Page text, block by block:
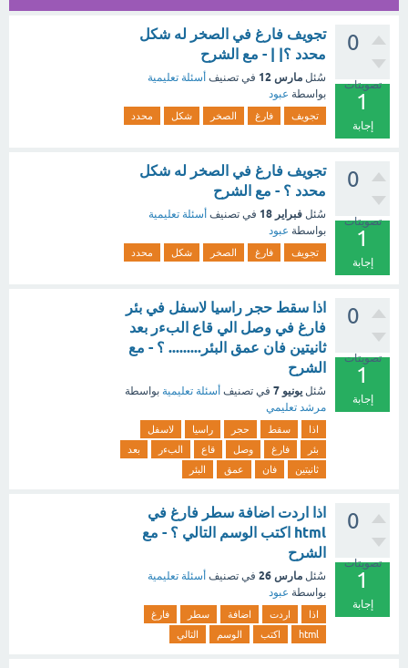
0
تصويتات
1
إجابة
تجويف فارغ في الصخر له شكل
محدد ؟| | - مع الشرح
سُئل مارس 12 في تصنيف أسئلة تعليمية
بواسطة عبود
تجويف فارغ الصخر شكل محدد
0
تصويتات
1
إجابة
تجويف فارغ في الصخر له شكل
محدد ؟ - مع الشرح
سُئل فبراير 18 في تصنيف أسئلة تعليمية
بواسطة عبود
تجويف فارغ الصخر شكل محدد
0
تصويتات
1
إجابة
اذا سقط حجر راسيا لاسفل في بئر
فارغ في وصل الي قاع البءر بعد
ثانيتين فان عمق البئر......... ؟ - مع
الشرح
سُئل يونيو 7 في تصنيف أسئلة تعليمية بواسطة
مرشد تعليمي
اذا سقط حجر راسيا
لاسفل
بئر
فارغ وصل قاع البءر
بعد
ثانيتين
فان عمق البئر
0
تصويتات
1
إجابة
اذا اردت اضافة سطر فارغ في
html اكتب الوسم التالي ؟ - مع
الشرح
سُئل مارس 26 في تصنيف أسئلة تعليمية
بواسطة عبود
اذا اردت اضافة سطر
فارغ
html
اكتب الوسم التالي